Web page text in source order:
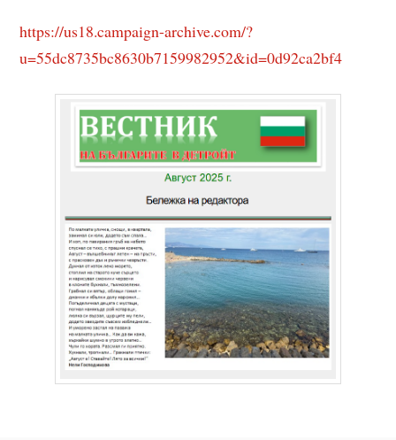
https://us18.campaign-archive.com/?
u=55dc8735bc8630b7159982952&id=0d92ca2bf4